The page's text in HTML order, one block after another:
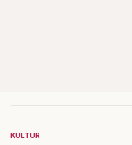
KULTUR